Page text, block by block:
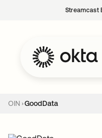
Streamcast
OIN GoodData